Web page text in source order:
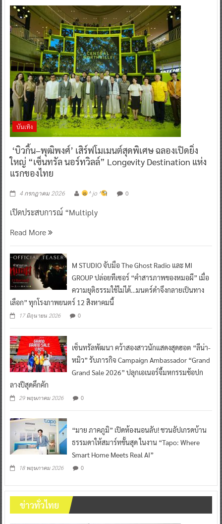
บันเทิง
‘บิวกิ้น–พุฒิพงศ์’ เสิร์ฟโมเมนต์สุดพิเศษ ฉลองเปิดยิ่ง
ใหญ่ “เซ็นทรัล นอร์ทวิลล์” Longevity Destination แห่ง
แรกของไทย
4 กรกฎาคม 2026 ^ jo ^ 0
เปิดประสบการณ์ “Multiply
Read More
M STUDIO จับมือ The Ghost Radio และ MI
GROUP ปล่อยทีเซอร์ “คำสารภาพของหมอผี” เมื่อ
ความยุติธรรมใช้ไม่ได้…มนตร์ดำจึงกลายเป็นทาง
เลือก” ทุกโรงภาพยนตร์ 12 สิงหาคมนี้
17 มิถุนายน 2026 0
เซ็นทรัลพัฒนา คว้าสองสาวนักแสดงสุดฮอต “ลีน่า-
หมิว” รับภารกิจ Campaign Ambassador “Grand
Grand Sale 2026” ปลุกเอเนอร์จี้มหกรรมช้อปก
ลางปีสุดคึกคัก
29 พฤษภาคม 2026 0
“มาย ภาคภูมิ” เปิดห้องนอนลับ! ชวนอัปเกรดบ้าน
ธรรมดาให้สมาร์ทขั้นสุด ในงาน “Tapo: Where
Smart Home Meets Real AI”
18 พฤษภาคม 2026 0
ข่าวทั่วไทย